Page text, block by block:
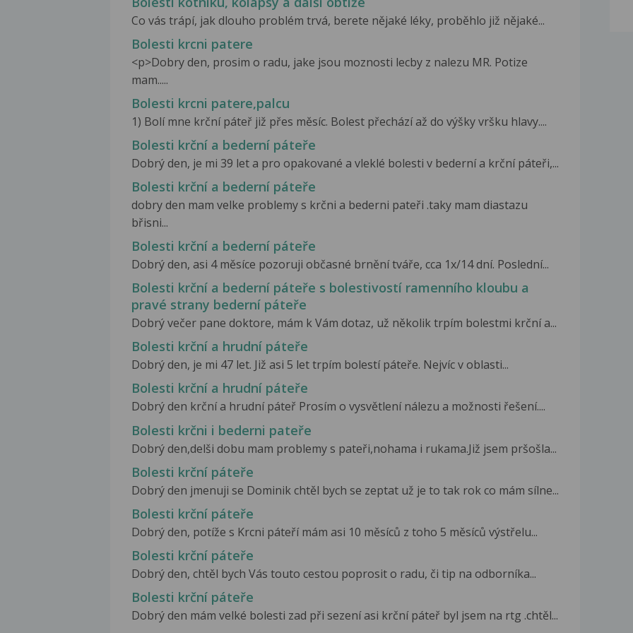
Co vás trápí, jak dlouho problém trvá, berete nějaké léky, proběhlo již nějaké...
Bolesti krcni patere
<p>Dobry den, prosim o radu, jake jsou moznosti lecby z nalezu MR. Potize
mam.....
Bolesti krcni patere,palcu
1) Bolí mne krční páteř již přes měsíc. Bolest přechází až do výšky vršku hlavy....
Bolesti krční a bederní páteře
Dobrý den, je mi 39 let a pro opakované a vleklé bolesti v bederní a krční páteři,...
Bolesti krční a bederní páteře
dobry den mam velke problemy s krčni a bederni pateři .taky mam diastazu
břisni...
Bolesti krční a bederní páteře
Dobrý den, asi 4 měsíce pozoruji občasné brnění tváře, cca 1x/14 dní. Poslední...
Bolesti krční a bederní páteře s bolestivostí ramenního kloubu a
pravé strany bederní páteře
Dobrý večer pane doktore, mám k Vám dotaz, už několik trpím bolestmi krční a...
Bolesti krční a hrudní páteře
Dobrý den, je mi 47 let. Již asi 5 let trpím bolestí páteře. Nejvíc v oblasti...
Bolesti krční a hrudní páteře
Dobrý den krční a hrudní páteř Prosím o vysvětlení nálezu a možnosti řešení....
Bolesti krčni i bederni pateře
Dobrý den,delši dobu mam problemy s pateři,nohama i rukama.Již jsem pršošla...
Bolesti krční páteře
Dobrý den jmenuji se Dominik chtěl bych se zeptat už je to tak rok co mám sílne...
Bolesti krční páteře
Dobrý den, potíže s Krcni páteří mám asi 10 měsíců z toho 5 měsíců výstřelu...
Bolesti krční páteře
Dobrý den, chtěl bych Vás touto cestou poprosit o radu, či tip na odborníka...
Bolesti krční páteře
Dobrý den mám velké bolesti zad při sezení asi krční páteř byl jsem na rtg .chtěl...